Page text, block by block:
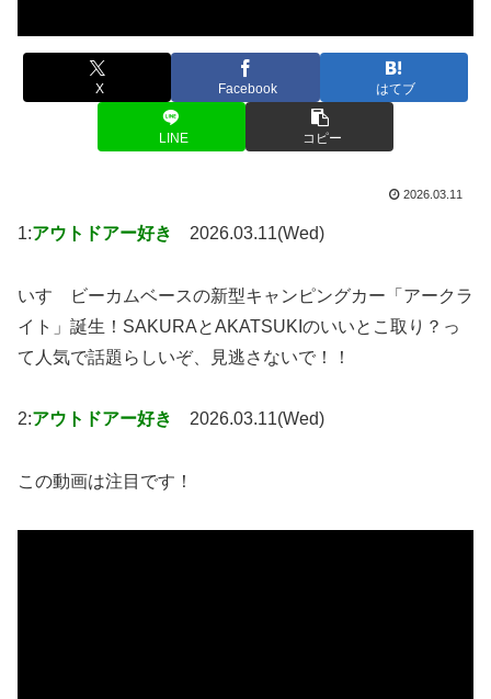
X Facebook はてブ
LINE コピー
2026.03.11
1:アウトドアー好き 2026.03.11(Wed)
いすゞビーカムベースの新型キャンピングカー「アークラ
イト」誕生！SAKURAとAKATSUKIのいいとこ取り？っ
て人気で話題らしいぞ、見逃さないで！！
2:アウトドアー好き 2026.03.11(Wed)
この動画は注目です！